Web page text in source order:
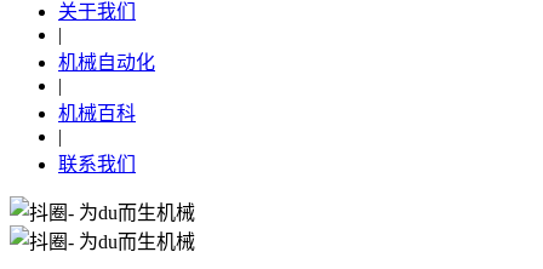
关于我们
|
机械自动化
|
机械百科
|
联系我们